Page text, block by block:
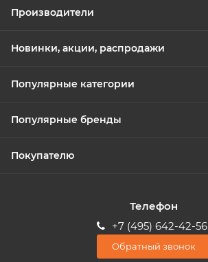
Производители
Новинки, акции, распродажи
Популярные категории
Популярные бренды
Покупателю
Телефон
+7 (495) 642-42-56
Обратный звонок